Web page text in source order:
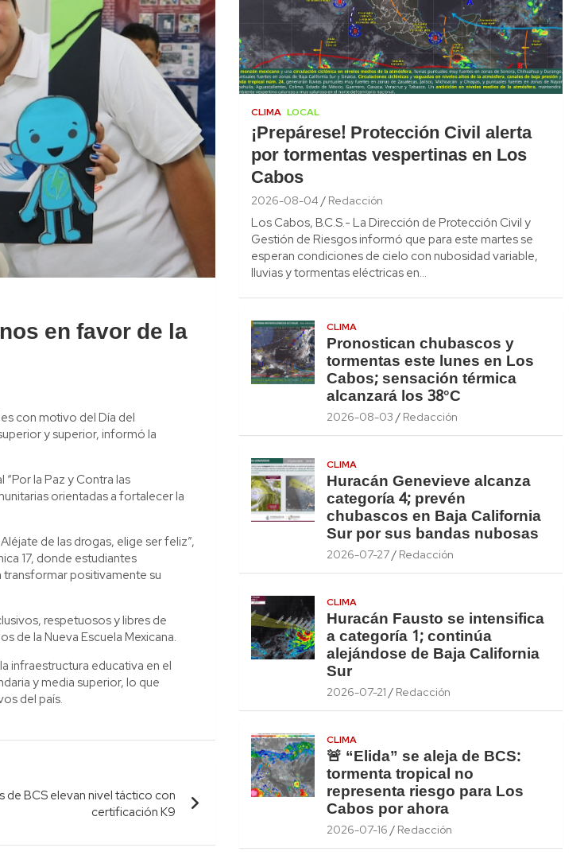
en favor de la
con motivo del Día del
y superior, informó la
la Paz y Contra las
orientadas a fortalecer la
de las drogas, elige ser feliz”,
17, donde estudiantes
positivamente su
respetuosos y libres de
de la Nueva Escuela Mexicana.
infraestructura educativa en el
y media superior, lo que
del país.
de BCS elevan nivel táctico con
certificación K9
CLIMA LOCAL
¡Prepárese! Protección Civil alerta
por tormentas vespertinas en Los
Cabos
2026-08-04 Redacción
Los Cabos, B.C.S.- La Dirección de Protección Civil y
Gestión de Riesgos informó que para este martes se
esperan condiciones de cielo con nubosidad variable,
lluvias y tormentas eléctricas en…
CLIMA
Pronostican chubascos y
tormentas este lunes en Los
Cabos; sensación térmica
alcanzará los 38°C
2026-08-03 Redacción
CLIMA
Huracán Genevieve alcanza
categoría 4; prevén
chubascos en Baja California
Sur por sus bandas nubosas
2026-07-27 Redacción
CLIMA
Huracán Fausto se intensifica
a categoría 1; continúa
alejándose de Baja California
Sur
2026-07-21 Redacción
CLIMA
🚨 “Elida” se aleja de BCS:
tormenta tropical no
representa riesgo para Los
Cabos por ahora
2026-07-16 Redacción